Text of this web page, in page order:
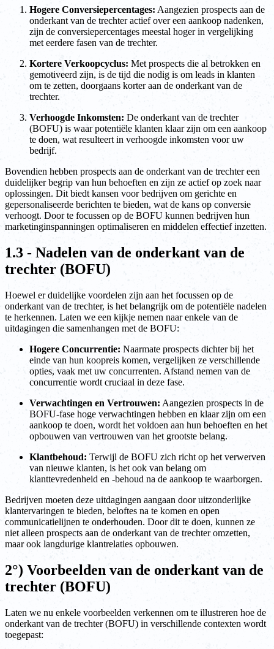
Hogere Conversiepercentages: Aangezien prospects aan de
onderkant van de trechter actief over een aankoop nadenken,
zijn de conversiepercentages meestal hoger in vergelijking
met eerdere fasen van de trechter.
Kortere Verkoopcyclus: Met prospects die al betrokken en
gemotiveerd zijn, is de tijd die nodig is om leads in klanten
om te zetten, doorgaans korter aan de onderkant van de
trechter.
Verhoogde Inkomsten: De onderkant van de trechter
(BOFU) is waar potentiële klanten klaar zijn om een aankoop
te doen, wat resulteert in verhoogde inkomsten voor uw
bedrijf.
Bovendien hebben prospects aan de onderkant van de trechter een
duidelijker begrip van hun behoeften en zijn ze actief op zoek naar
oplossingen. Dit biedt kansen voor bedrijven om gerichte en
gepersonaliseerde berichten te bieden, wat de kans op conversie
verhoogt. Door te focussen op de BOFU kunnen bedrijven hun
marketinginspanningen optimaliseren en middelen effectief inzetten.
1.3 - Nadelen van de onderkant van de
trechter (BOFU)
Hoewel er duidelijke voordelen zijn aan het focussen op de
onderkant van de trechter, is het belangrijk om de potentiële nadelen
te herkennen. Laten we een kijkje nemen naar enkele van de
uitdagingen die samenhangen met de BOFU:
Hogere Concurrentie: Naarmate prospects dichter bij het
einde van hun koopreis komen, vergelijken ze verschillende
opties, vaak met uw concurrenten. Afstand nemen van de
concurrentie wordt cruciaal in deze fase.
Verwachtingen en Vertrouwen: Aangezien prospects in de
BOFU-fase hoge verwachtingen hebben en klaar zijn om een
aankoop te doen, wordt het voldoen aan hun behoeften en het
opbouwen van vertrouwen van het grootste belang.
Klantbehoud: Terwijl de BOFU zich richt op het verwerven
van nieuwe klanten, is het ook van belang om
klanttevredenheid en -behoud na de aankoop te waarborgen.
Bedrijven moeten deze uitdagingen aangaan door uitzonderlijke
klantervaringen te bieden, beloftes na te komen en open
communicatielijnen te onderhouden. Door dit te doen, kunnen ze
niet alleen prospects aan de onderkant van de trechter omzetten,
maar ook langdurige klantrelaties opbouwen.
2°) Voorbeelden van de onderkant van de
trechter (BOFU)
Laten we nu enkele voorbeelden verkennen om te illustreren hoe de
onderkant van de trechter (BOFU) in verschillende contexten wordt
toegepast: